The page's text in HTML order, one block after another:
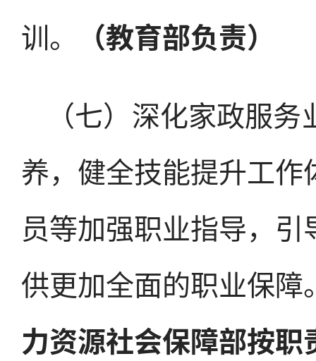
训。
（教育部负责）
（七）深化家政服
养，健全技能提升工
员等加强职业指导，
供更加全面的职业保障
力资源社会保障部按职